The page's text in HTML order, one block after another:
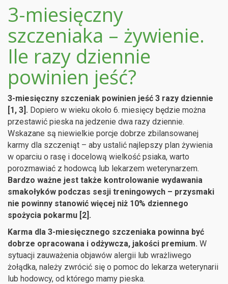
3-miesięczny
szczeniaka – żywienie.
Ile razy dziennie
powinien jeść?
3-miesięczny szczeniak powinien jeść 3 razy dziennie
[1, 3]. Dopiero w wieku około 6. miesięcy będzie można
przestawić pieska na jedzenie dwa razy dziennie.
Wskazane są niewielkie porcje dobrze zbilansowanej
karmy dla szczeniąt – aby ustalić najlepszy plan żywienia
w oparciu o rasę i docelową wielkość psiaka, warto
porozmawiać z hodowcą lub lekarzem weterynarzem.
Bardzo ważne jest także kontrolowanie wydawania
smakołyków podczas sesji treningowych – przysmaki
nie powinny stanowić więcej niż 10% dziennego
spożycia pokarmu [2].
Karma dla 3-miesięcznego szczeniaka powinna być
dobrze opracowana i odżywcza, jakości premium. W
sytuacji zauważenia objawów alergii lub wrażliwego
żołądka, należy zwrócić się o pomoc do lekarza weterynarii
lub hodowcy, od którego mamy pieska.